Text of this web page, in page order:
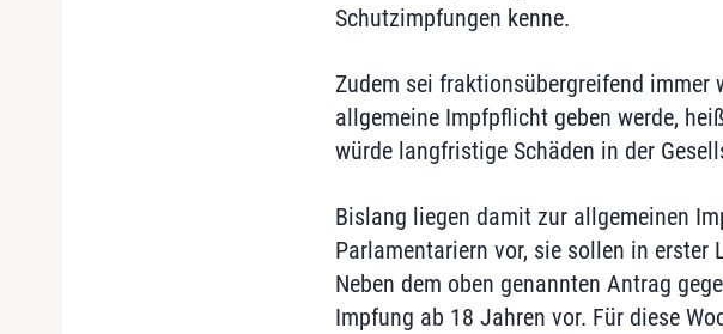
Schutzimpfungen kenne.
Zudem sei fraktionsübergreifend immer
allgemeine Impfpflicht geben werde,
würde langfristige Schäden in der
Bislang liegen damit zur allgemeinen
Parlamentariern vor, sie sollen in
Neben dem oben genannten Antrag
Impfung ab 18 Jahren vor. Für diese